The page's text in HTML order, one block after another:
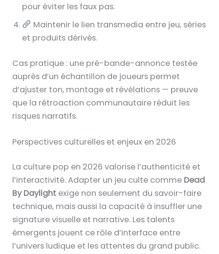
pour éviter les faux pas.
Maintenir le lien transmedia entre jeu, séries
et produits dérivés.
Cas pratique : une pré-bande-annonce testée
auprès d’un échantillon de joueurs permet
d’ajuster ton, montage et révélations — preuve
que la rétroaction communautaire réduit les
risques narratifs.
Perspectives culturelles et enjeux en 2026
La culture pop en 2026 valorise l’authenticité et
l’interactivité. Adapter un jeu culte comme Dead
By Daylight exige non seulement du savoir-faire
technique, mais aussi la capacité à insuffler une
signature visuelle et narrative. Les talents
émergents jouent ce rôle d’interface entre
l’univers ludique et les attentes du grand public.